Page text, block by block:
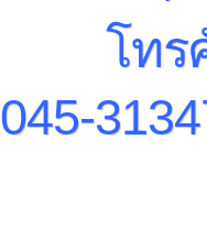
โทรศัพ
045-